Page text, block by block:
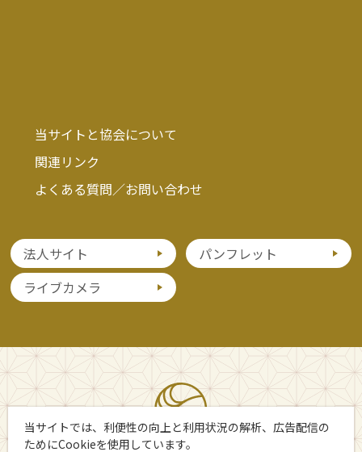
当サイトと協会について
関連リンク
よくある質問／お問い合わせ
法人サイト
パンフレット
ライブカメラ
当サイトでは、利便性の向上と利用状況の解析、広告配信の
ためにCookieを使用しています。